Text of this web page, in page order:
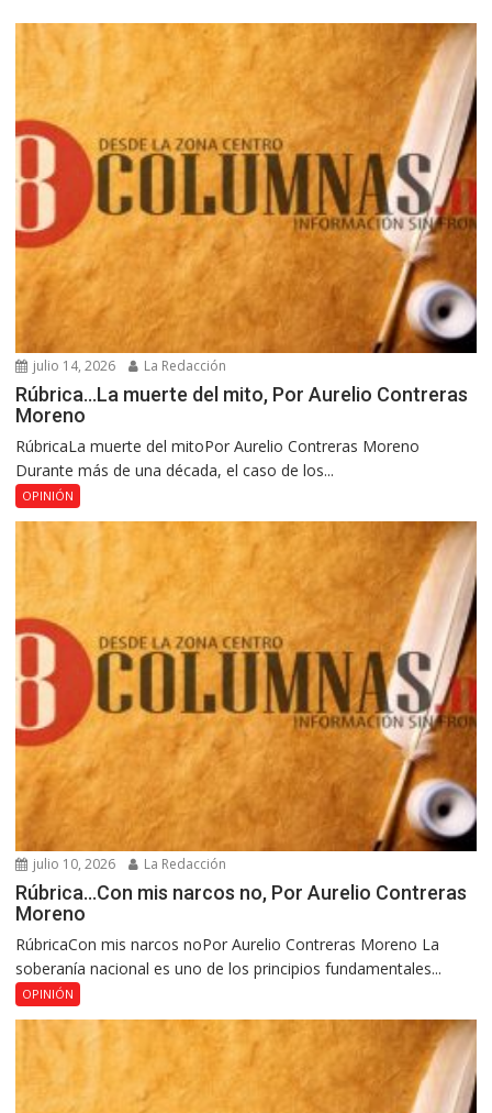
julio 14, 2026 La Redacción
Rúbrica…La muerte del mito, Por Aurelio Contreras
Moreno
RúbricaLa muerte del mitoPor Aurelio Contreras Moreno
Durante más de una década, el caso de los...
OPINIÓN
julio 10, 2026 La Redacción
Rúbrica…Con mis narcos no, Por Aurelio Contreras
Moreno
RúbricaCon mis narcos noPor Aurelio Contreras Moreno La
soberanía nacional es uno de los principios fundamentales...
OPINIÓN